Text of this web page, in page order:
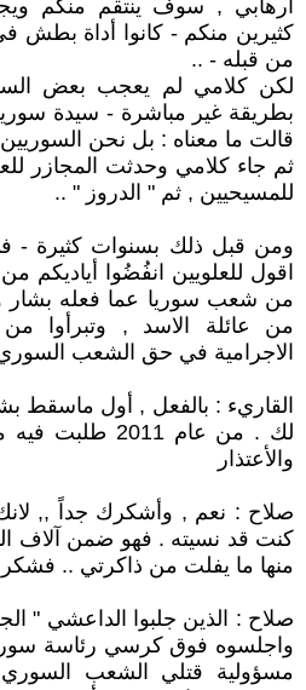
ارهابي , سوف ينتقم منكم
كثيرين منكم - كانوا أداة بطش
من قبله - ..
لكن كلامي لم يعجب بعض
بطريقة غير مباشرة - سيدة
قالت ما معناه : بل نحن
ثم جاء كلامي وحدثت المجازر
للمسيحيين , ثم " الدروز " ..
اقول للعلويين انفُضُوا أياديكم
من شعب سوريا عما فعله بشار
من عائلة الاسد , وتبرأوا من
الاجرامية في حق الشعب
القاريء : بالفعل , أول ماسقط
لك . من عام
والأعتذار
صلاح : نعم , وأشكرك جداً ,,
كنت قد نسيته . فهو ضمن آلاف
منها ما يفلت من ذاكرتي ..
صلاح : الذين جلبوا الداعشي "
واجلسوه فوق كرسي رئاسة
مسؤولية قتلي الشعب